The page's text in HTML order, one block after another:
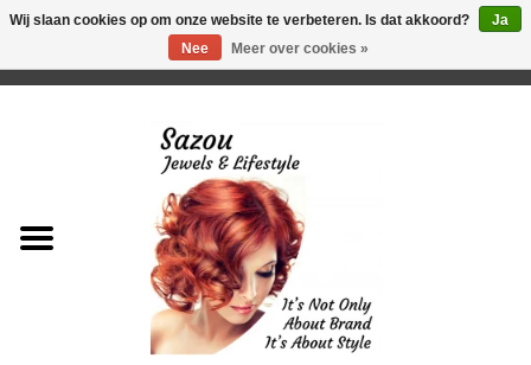
Just for Him
Wij slaan cookies op om onze website te verbeteren. Is dat akkoord?
Ja
Nee
Meer over cookies »